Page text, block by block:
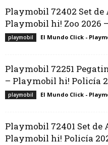
Playmobil 72402 Set
Playmobil hi! Zoo 2026
playmobil El Mundo Click -
Playmobil 72251
– Playmobil hi! Policía
playmobil El Mundo Click -
Playmobil 72401 Set
Playmobil hi! Policía